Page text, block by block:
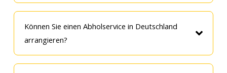
Können Sie einen Abholservice in Deutschland
arrangieren?